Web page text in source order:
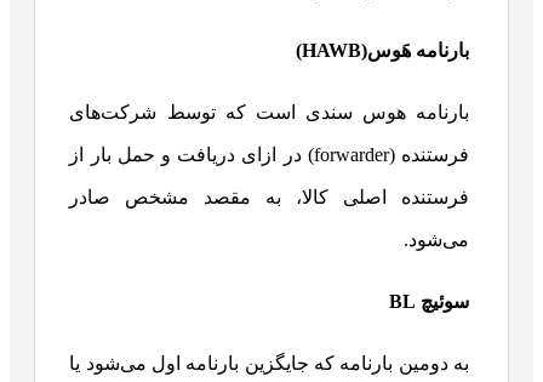
بارنامه هَوس(HAWB
)
بارنامه هوس سندی است که توسط شرکت‌های
فرستنده (forwarder) در ازای دریافت و حمل بار از
فرستنده اصلی کالا، به مقصد مشخص صادر
می‌شود.
سوئیچ BL
به دومین بارنامه که جایگزین بارنامه اول می‌شود یا